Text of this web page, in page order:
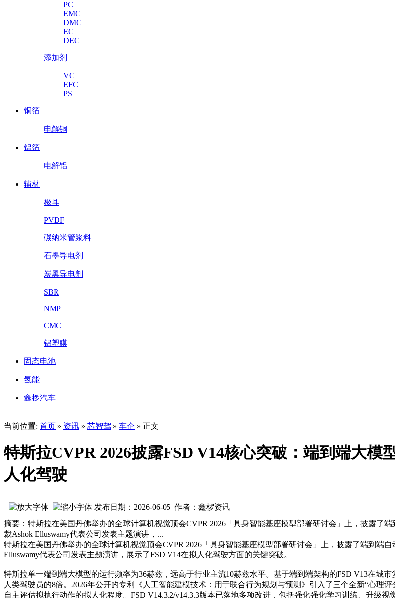
PC
EMC
DMC
EC
DEC
添加剂
VC
EFC
PS
铜箔
电解铜
铝箔
电解铝
辅材
极耳
PVDF
碳纳米管浆料
石墨导电剂
炭黑导电剂
SBR
NMP
CMC
铝塑膜
固态电池
氢能
鑫椤汽车
当前位置: 首页 » 资讯 » 芯智驾 » 车企 » 正文
特斯拉CVPR 2026披露FSD V14核心突破：端到端大模
人化驾驶
发布日期：2026-06-05 作者：鑫椤资讯
摘要：特斯拉在美国丹佛举办的全球计算机视觉顶会CVPR 2026「具身智能基座模型部署研讨会」上，披露了
裁Ashok Elluswamy代表公司发表主题演讲，...
特斯拉在美国丹佛举办的全球计算机视觉顶会CVPR 2026「具身智能基座模型部署研讨会」上，披露了端到端
Elluswamy代表公司发表主题演讲，展示了FSD V14在拟人化驾驶方面的关键突破。
特斯拉单一端到端大模型的运行频率为36赫兹，远高于行业主流10赫兹水平。基于端到端架构的FSD V13在城
人类驾驶员的8倍。2026年公开的专利《人工智能建模技术：用于联合行为规划与预测》引入了三个全新“心理
自主评估拟执行动作的拟人化程度。FSD V14.3.2/v14.3.3版本已落地多项改进，包括强化强化学习训练、升级